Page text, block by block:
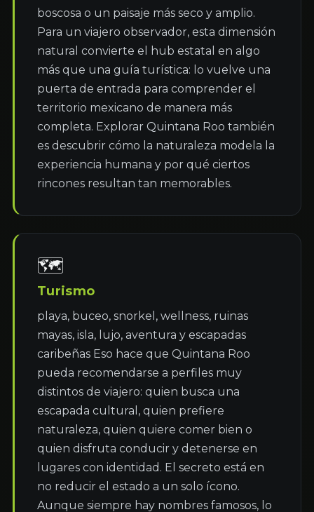
boscosa o un paisaje más seco y amplio.
Para un viajero observador, esta dimensión
natural convierte el hub estatal en algo
más que una guía turística: lo vuelve una
puerta de entrada para comprender el
territorio mexicano de manera más
completa. Explorar Quintana Roo también
es descubrir cómo la naturaleza modela la
experiencia humana y por qué ciertos
rincones resultan tan memorables.
🗺
Turismo
playa, buceo, snorkel, wellness, ruinas
mayas, isla, lujo, aventura y escapadas
caribeñas Eso hace que Quintana Roo
pueda recomendarse a perfiles muy
distintos de viajero: quien busca una
escapada cultural, quien prefiere
naturaleza, quien quiere comer bien o
quien disfruta conducir y detenerse en
lugares con identidad. El secreto está en
no reducir el estado a un solo ícono.
Aunque siempre hay nombres famosos, lo